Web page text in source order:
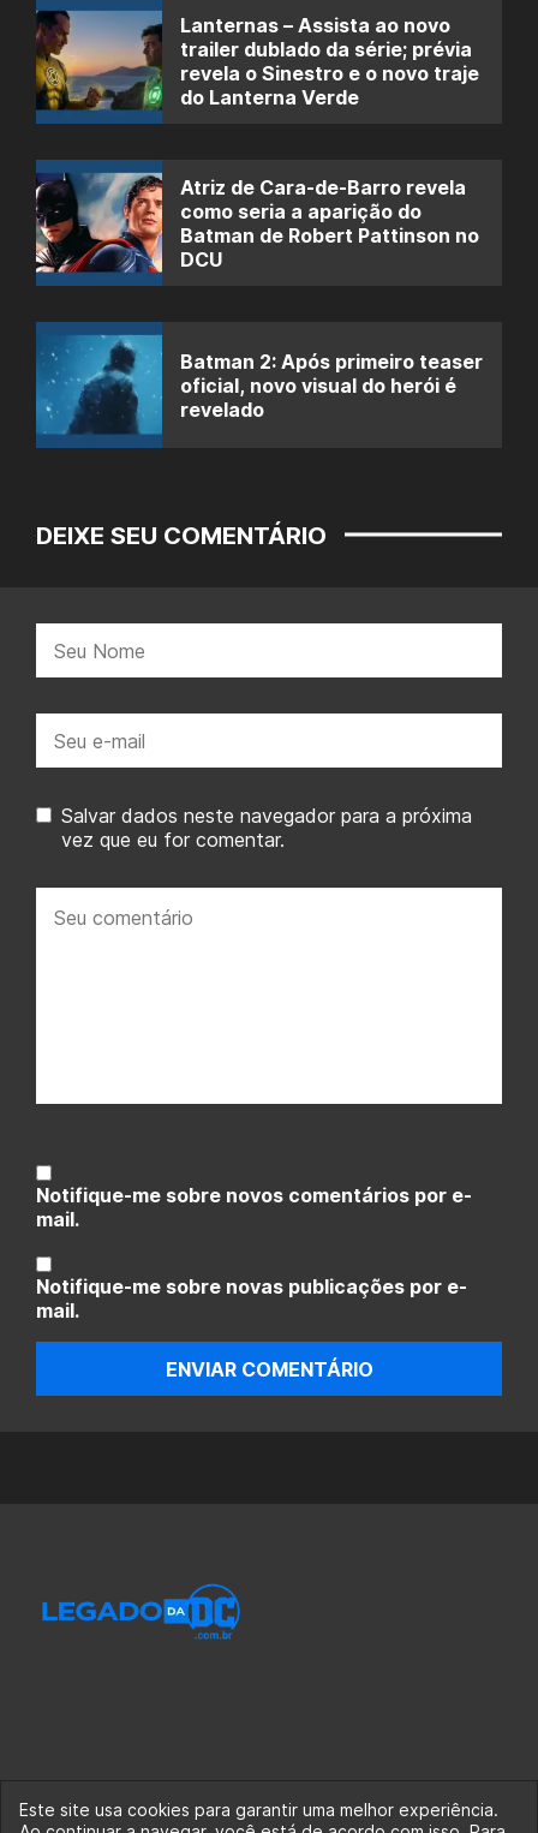
Lanternas – Assista ao novo
trailer dublado da série; prévia
revela o Sinestro e o novo traje
do Lanterna Verde
Atriz de Cara-de-Barro revela
como seria a aparição do
Batman de Robert Pattinson no
DCU
Batman 2: Após primeiro teaser
oficial, novo visual do herói é
revelado
DEIXE SEU COMENTÁRIO
mail:
Salvar dados neste navegador para a próxima
vez que eu for comentar.
comentário:
Notifique-me sobre novos comentários por e-
mail.
Notifique-me sobre novas publicações por e-
mail.
ENVIAR COMENTÁRIO
Este site usa cookies para garantir uma melhor experiência.